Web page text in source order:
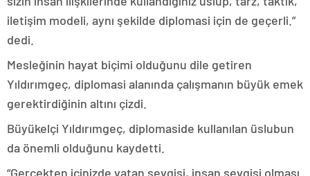
iletişim modeli, aynı şekilde diplomasi için de geçerli.”
dedi.
Mesleğinin hayat biçimi olduğunu dile getiren
Yıldırımgeç, diplomasi alanında çalışmanın büyük emek
gerektirdiğinin altını çizdi.
Büyükelçi Yıldırımgeç, diplomaside kullanılan üslubun
da önemli olduğunu kaydetti.
“Gerçekten içinizde vatan sevgisi, insan sevgisi olması